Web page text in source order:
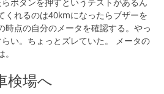
くれるのは40kmになったらブザーを
時点の自分のメータを確認する。やっ
い。ちょっとズレていた。 メータの
検場へ